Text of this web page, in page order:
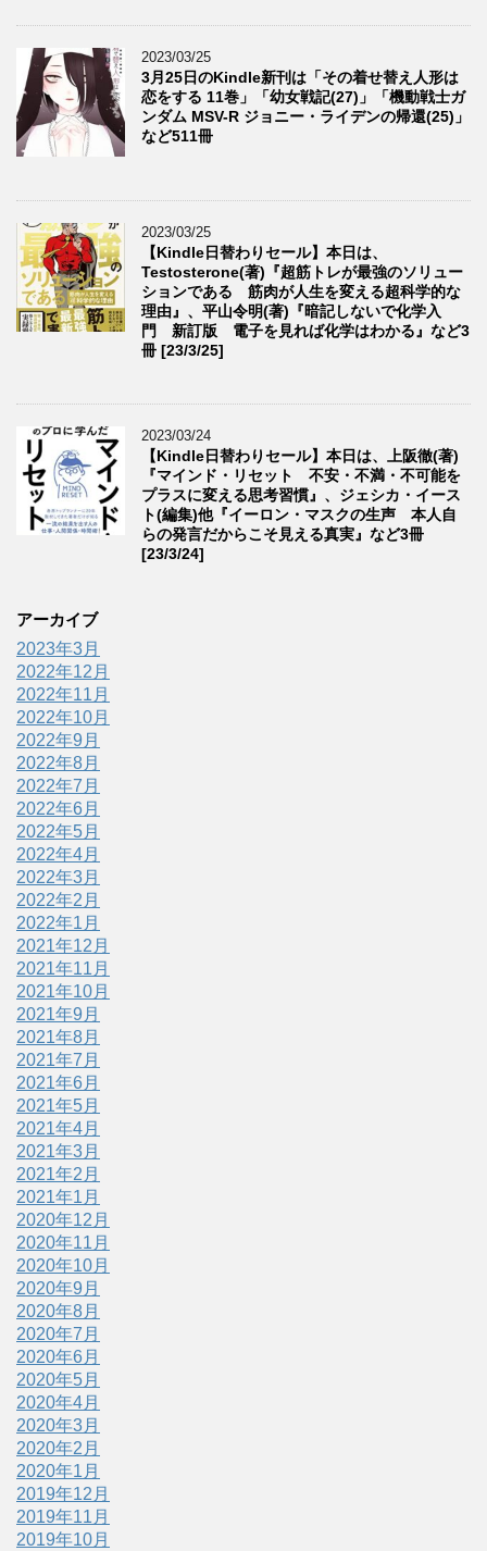
2023/03/25
3月25日のKindle新刊は「その着せ替え人形は
恋をする 11巻」「幼女戦記(27)」「機動戦士ガ
ンダム MSV-R ジョニー・ライデンの帰還(25)」
など511冊
2023/03/25
【Kindle日替わりセール】本日は、
Testosterone(著)『超筋トレが最強のソリュー
ションである 筋肉が人生を変える超科学的な
理由』、平山令明(著)『暗記しないで化学入
門 新訂版 電子を見れば化学はわかる』など3
冊 [23/3/25]
2023/03/24
【Kindle日替わりセール】本日は、上阪徹(著)
『マインド・リセット 不安・不満・不可能を
プラスに変える思考習慣』、ジェシカ・イース
ト(編集)他『イーロン・マスクの生声 本人自
らの発言だからこそ見える真実』など3冊
[23/3/24]
アーカイブ
2023年3月
2022年12月
2022年11月
2022年10月
2022年9月
2022年8月
2022年7月
2022年6月
2022年5月
2022年4月
2022年3月
2022年2月
2022年1月
2021年12月
2021年11月
2021年10月
2021年9月
2021年8月
2021年7月
2021年6月
2021年5月
2021年4月
2021年3月
2021年2月
2021年1月
2020年12月
2020年11月
2020年10月
2020年9月
2020年8月
2020年7月
2020年6月
2020年5月
2020年4月
2020年3月
2020年2月
2020年1月
2019年12月
2019年11月
2019年10月